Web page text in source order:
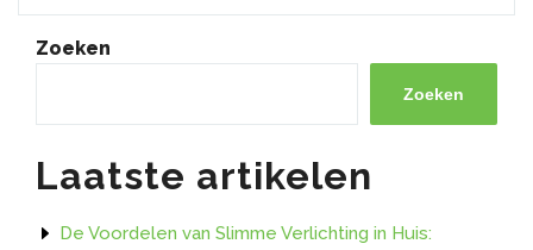
Alles
LED
Lampen”
Zoeken
Zoeken
Laatste artikelen
De Voordelen van Slimme Verlichting in Huis: